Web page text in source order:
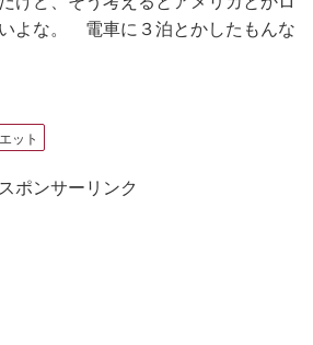
よな。 電車に３泊とかしたもんな
ット
スポンサーリンク